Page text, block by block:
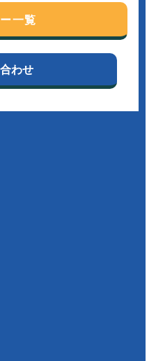
一覧
わせ